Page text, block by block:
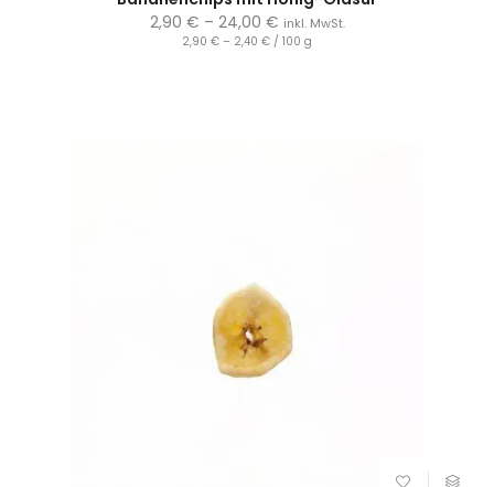
2,90 € – 24,00 € inkl. MwSt.
2,90 € – 2,40 € / 100 g